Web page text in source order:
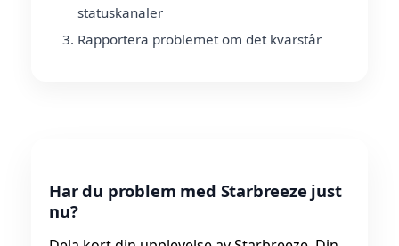
statuskanaler
Rapportera problemet om det kvarstår
Har du problem med Starbreeze just
nu?